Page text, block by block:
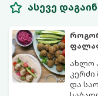
ასევე
ახლო
კერძი
და